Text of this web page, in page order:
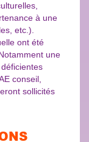
à une
etc.).
ont été
une
conseil,
sollicités